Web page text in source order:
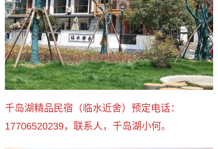
千岛湖精品民宿（临水近舍）预定电话：
17706520239，联系人，千岛湖小何。